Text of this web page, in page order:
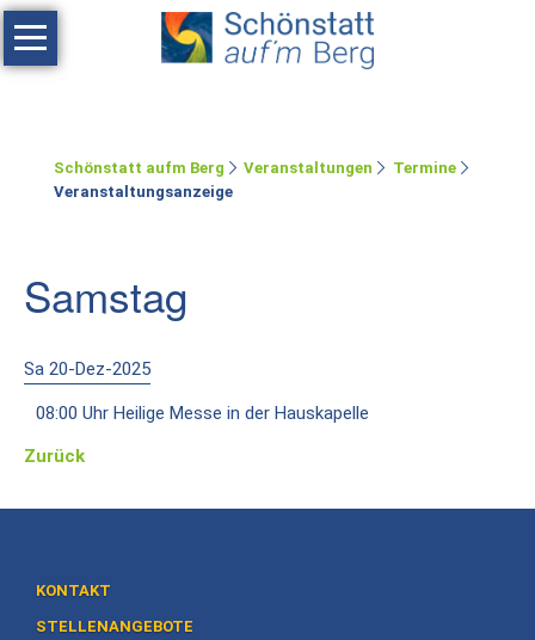
Navigation
überspringen
Erholen
Räumlichkeiten
Zimmer
Ferienwohnung
Umgebung
Schönstatt-
Preise
/
Schönstatt aufm Berg Veranstaltungen
Termine
Veranstaltungsanzeige
Samstag
Sa 20-Dez-2025
08:00 Uhr Heilige Messe in der Hauskapelle
Zurück
KONTAKT
STELLENANGEBOTE